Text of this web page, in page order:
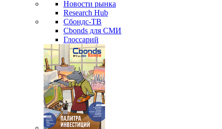
Новости рынка
Research Hub
Сбондс-ТВ
Cbonds для СМИ
Глоссарий